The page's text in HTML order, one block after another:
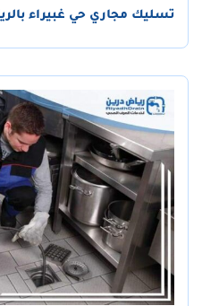
تسليك مجاري حي غبيراء